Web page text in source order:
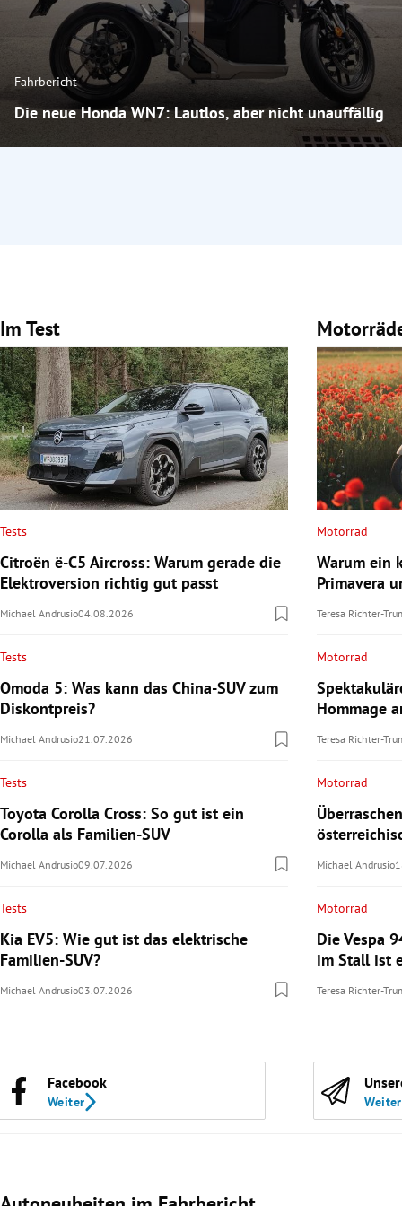
Fahrbericht
Die neue Honda WN7: Lautlos, aber nicht unauffällig
Im Test
Tests
Citroën ë-C5 Aircross: Warum gerade die
Elektroversion richtig gut passt
Michael Andrusio04.08.2026
Tests
Omoda 5: Was kann das China-SUV zum
Diskontpreis?
Michael Andrusio21.07.2026
Tests
Toyota Corolla Cross: So gut ist ein
Corolla als Familien-SUV
Michael Andrusio09.07.2026
Tests
Kia EV5: Wie gut ist das elektrische
Familien-SUV?
Michael Andrusio03.07.2026
Motorrad
Warum ein
Primavera
Teresa Richter-
Motorrad
Hommage
Teresa Richter-
Motorrad
Michael Andrusio
Motorrad
Die Vespa
im Stall ist
Teresa Richter-
Facebook
Weiter Weiter
Slide 1 von 3